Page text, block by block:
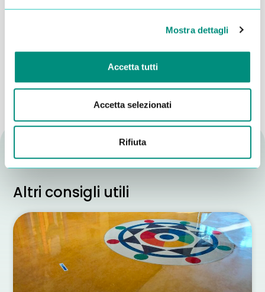
Mostra dettagli
Accetta tutti
Accetta selezionati
Rifiuta
Dichiaro di aver letto laPrivacy Policye acconsento al
trattamento dei miei dati per essere ricontattato
INVIA
Altri consigli utili